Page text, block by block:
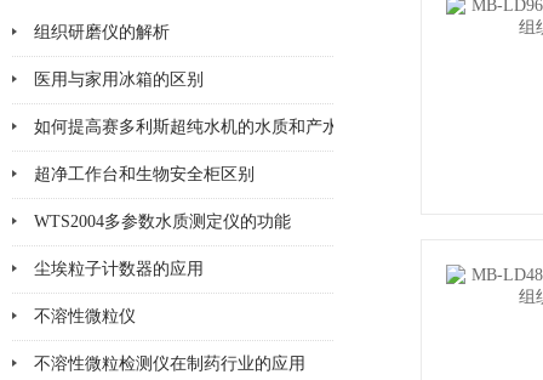
组织研磨仪的解析
医用与家用冰箱的区别
如何提高赛多利斯超纯水机的水质和产水效率？
超净工作台和生物安全柜区别
WTS2004多参数水质测定仪的功能
尘埃粒子计数器的应用
不溶性微粒仪
不溶性微粒检测仪在制药行业的应用